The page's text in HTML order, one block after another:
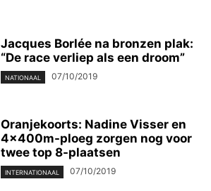
Jacques Borlée na bronzen plak:
“De race verliep als een droom”
NATIONAAL 07/10/2019
Oranjekoorts: Nadine Visser en
4x400m-ploeg zorgen nog voor
twee top 8-plaatsen
INTERNATIONAAL 07/10/2019